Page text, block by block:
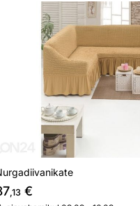
Nurgadiivanikate
,13€